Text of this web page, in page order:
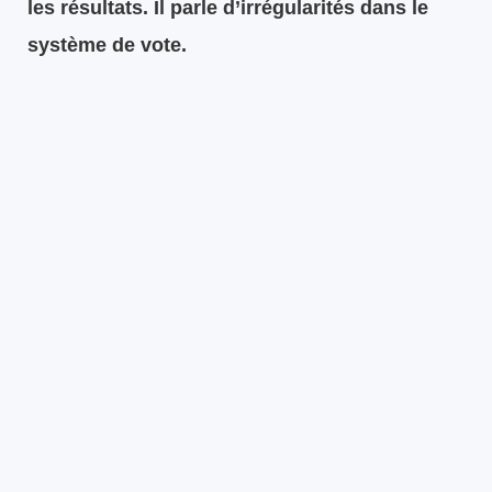
les résultats. Il parle d’irrégularités dans le
système de vote.